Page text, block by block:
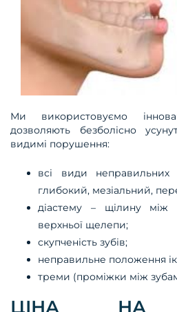
Ми використовуємо
дозволяють безболісно
видимі порушення:
всі види неправильних
глибокий, мезіальний,
діастему – щілину між
верхньої щелепи;
скупченість зубів;
неправильне положення
треми (проміжки між
ЦІНА НА